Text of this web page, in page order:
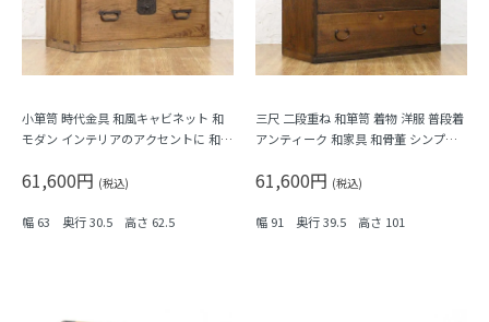
小箪笥 時代金具 和風キャビネット 和
モダン インテリアのアクセントに 和骨
61,600円 (税込)
幅 63 奥行 30.5 高さ 62.5
三尺 二段重ね 和箪笥 着物 洋服 普段着
アンティーク 和家具 和骨董 シンプル
61,600円 (税込)
幅 91 奥行 39.5 高さ 101